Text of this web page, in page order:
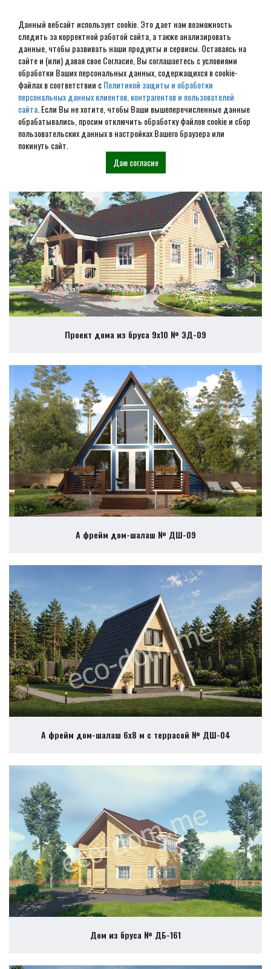
Данный вебсайт использует cookie. Это дает нам возможность
следить за корректной работой сайта, а также анализировать
данные, чтобы развивать наши продукты и сервисы. Оставаясь на
сайте и (или) давая свое Согласие, Вы соглашаетесь с условиями
обработки Ваших персональных данных, содержащихся в cookie-
файлах в соответствии сПолитикой защиты и обработки
персональных данных клиентов, контрагентов и пользователей
сайта . Если Вы не хотите, чтобы Ваши вышеперечисленные данные
обрабатывались, просим отключить обработку файлов cookie и сбор
пользовательских данных в настройках Вашего браузера или
покинуть сайт.
Даю согласие
Дом из бруса под ключ в
Урене
Наши проекты
Проект дома из бруса 9х10 № ЭД-09
А фрейм дом-шалаш № ДШ-09
А фрейм дом-шалаш 6х8 м с террасой № ДШ-04
Дом из бруса № ДБ-161